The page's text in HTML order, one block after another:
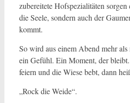
zubereitete Hofspezialitäten
die Seele, sondern auch der
kommt.
So wird aus einem Abend mehr
ein Gefühl. Ein Moment, der
feiern und die Wiese bebt, dann
„Rock die Weide“.